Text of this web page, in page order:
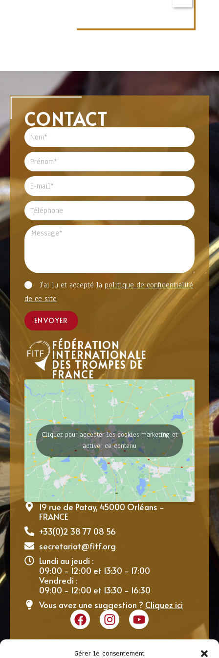
Gérer le consentement
CONTACT
J'ai lu et accepté la politique de confidentialité
de ce site
ENVOYER
FÉDÉRATION
INTERNATIONALE
DES TROMPES DE
FRANCE
Cliquez pour accepter les cookies marketing et
activer ce contenu
19 rue de Patay, 45000 Orléans -
FRANCE
+33(0)2 38 77 08 56
secretariat@fitf.org
Lundi au jeudi :
09:00 - 12:00 et 13:30 - 17:00
Vendredi :
09:00 - 12:00 et 13:30 - 16:30
Vous avez une suggestion ? Cliquez ici